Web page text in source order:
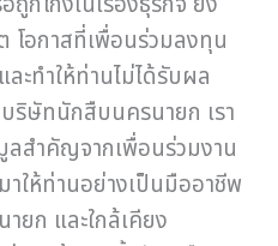
โอกาสที่เพื่อนร่วมลงทุน
ะทำให้ท่านไม่ได้รับผล
ริษัทนักสืบนครนายก เรา
ลสำคัญจากเพื่อนร่วมงาน
าให้ท่านอย่างเป็นมืออาชีพ
ยก และใกล้เคียง